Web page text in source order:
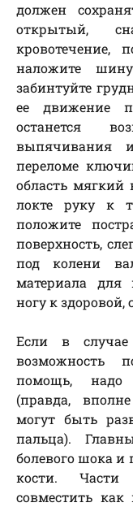
должен
открытый,
кровотечение,
наложите
забинтуйте
ее движение
останется
выпячивания
переломе
область мягкий
локте руку к
положите
поверхность,
под колени
материала
ногу к
Если в случае
возможность
помощь, надо
(правда,
могут быть
пальца).
болевого шока
кости. Части
совместить